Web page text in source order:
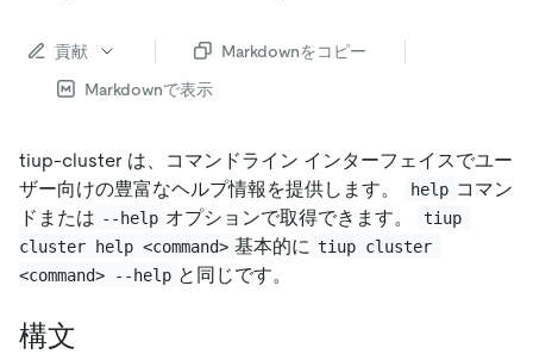
貢献
Markdownをコピー
Markdownで表示
tiup-cluster は、コマンドライン インターフェイスでユー
ザー向けの豊富なヘルプ情報を提供します。
help コマン
ドまたは --help オプションで取得できます。
tiup
cluster help <command> 基本的に tiup cluster
<command> --help と同じです。
構文